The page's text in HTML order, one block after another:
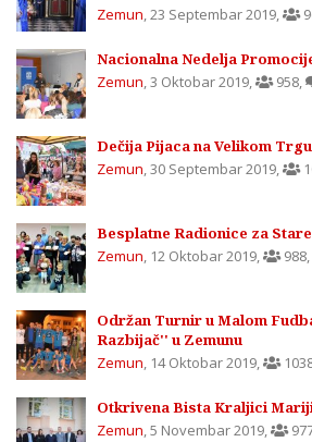
Zemun,23 Septembar 2019,
Nacionalna Nedelja
Zemun,3 Oktobar 2019, 958,
Dečija Pijaca na Velikom
Zemun,30 Septembar 2019,
Besplatne Radionice za
Zemun, 12 Oktobar 2019, 988,
Održan Turnir u Malom
Razbijač'' u Zemunu
Zemun, 14 Oktobar 2019,
Otkrivena Bista Kraljici
Zemun,5 Novembar 2019,